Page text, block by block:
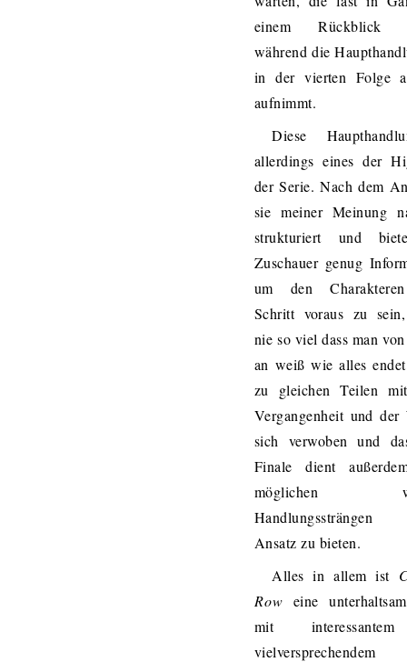
einem Rückblick
während die
in der vierten Folge
aufnimmt.
Diese
allerdings eines der
der Serie. Nach dem
sie meiner Meinung
strukturiert und
Zuschauer genug
um den
Schritt voraus zu
nie so viel dass man
an weiß wie alles
zu gleichen Teilen
Vergangenheit und der
sich verwoben und
Finale dient
möglichen
Ansatz zu bieten.
Alles in allem ist
Row eine
mit
vielversprechendem